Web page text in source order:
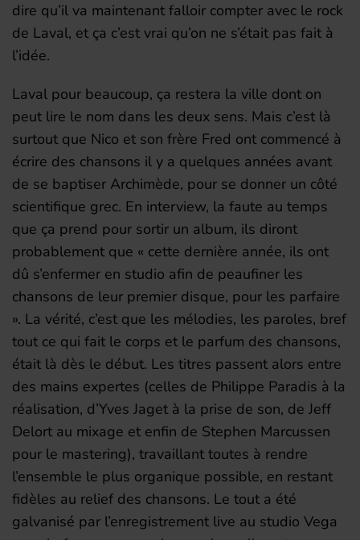
dire qu’il va maintenant falloir compter avec le rock
de Laval, et ça c’est vrai qu’on ne s’était pas fait à
l’idée.
Laval pour beaucoup, ça restera la ville dont on
peut lire le nom dans les deux sens. Mais c’est là
surtout que Nico et son frère Fred ont commencé à
écrire des chansons il y a quelques années avant
de se baptiser Archimède, pour se donner un côté
scientifique grec. En interview, la faute au temps
que ça prend pour sortir un album, ils diront
probablement que « cette dernière année, ils ont
dû s’enfermer en studio afin de peaufiner les
chansons de leur premier disque, pour les parfaire
». La vérité, c’est que les mélodies, les paroles, bref
tout ce qui fait le corps et le parfum des chansons,
était là dès le début. Les titres passent alors entre
des mains expertes (celles de Philippe Paradis à la
réalisation, d’Yves Jaget à la prise de son, de Jeff
Delort au mixage et enfin de Stephen Marcussen
pour le mastering), travaillant toutes à rendre
l’ensemble le plus organique possible, en restant
fidèles au relief des chansons. Le tout a été
galvanisé par l’enregistrement live au studio Vega